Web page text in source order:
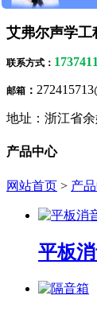
艾弗尔声学工
联系方式 ：
邮箱 ：
地址：浙江省
产品中心
网站首页 > 产
平板